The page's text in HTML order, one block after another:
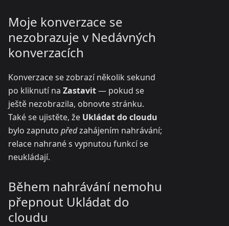
Moje konverzace se
nezobrazuje v Nedávných
konverzacích
Konverzace se zobrazí několik sekund
po kliknutí na Zastavit— pokud se
ještě nezobrazila, obnovte stránku.
Také se ujistěte, že Ukládat do cloudu
bylo zapnuto předzahájením nahrávání;
relace nahrané s vypnutou funkcí se
neukládají.
Během nahrávání nemohu
přepnout Ukládat do
cloudu